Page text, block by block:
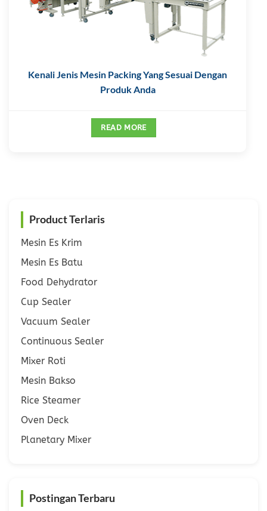
Kenali Jenis Mesin Packing Yang Sesuai Dengan
Produk Anda
READ MORE
Product Terlaris
Mesin Es Krim
Mesin Es Batu
Food Dehydrator
Cup Sealer
Vacuum Sealer
Continuous Sealer
Mixer Roti
Mesin Bakso
Rice Steamer
Oven Deck
Planetary Mixer
Postingan Terbaru